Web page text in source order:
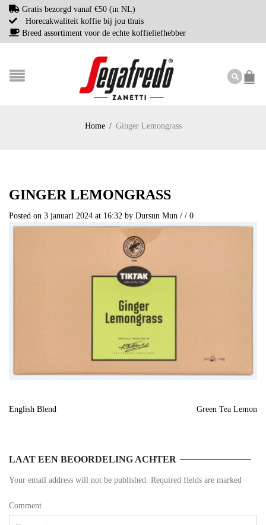
Gratis bezorgd vanaf €50 (in NL)
Horecakwaliteit koffie bij jou thuis
Breed assortiment voor de echte koffieliefhebber
Home / Ginger Lemongrass
GINGER LEMONGRASS
Posted on 3 januari 2024 at 16:32 by Dursun Mun / / 0
English Blend Green Tea Lemon
LAAT EEN BEOORDELING ACHTER
Your email address will not be published. Required fields are marked
Comment